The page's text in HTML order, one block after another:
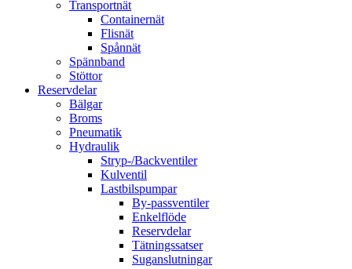
Transportnät
Containernät
Flisnät
Spånnät
Spännband
Stöttor
Reservdelar
Bälgar
Broms
Pneumatik
Hydraulik
Stryp-/Backventiler
Kulventil
Lastbilspumpar
By-passventiler
Enkelflöde
Reservdelar
Tätningssatser
Suganslutningar